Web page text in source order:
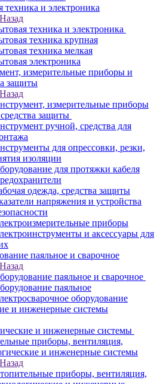
техника и электроника
Назад
техника и электроника
техника крупная
техника мелкая
электроника
измерительные приборы и
защиты
Назад
измерительные приборы
защиты
ручной, средства для
для опрессовки, резки,
изоляции
для протяжки кабеля
одежда, средства защиты
напряжения и устройства
приборы
и аксессуары для
паяльное и сварочное
Назад
паяльное и сварочное
паяльное
оборудование
и инженерные системы
и инженерные системы
приборы, вентиляция,
и инженерные системы
Назад
приборы, вентиляция,